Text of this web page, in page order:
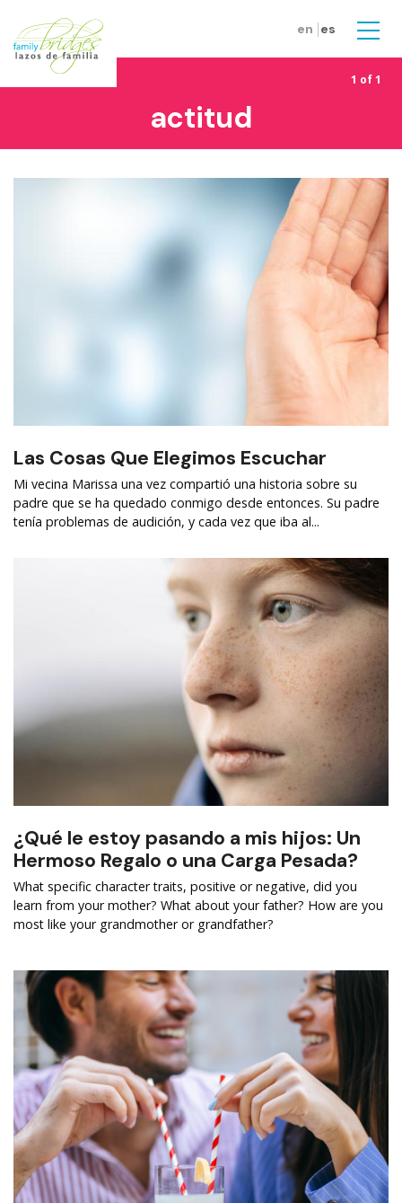
en es
1 of 1
actitud
Las Cosas Que Elegimos Escuchar
Mi vecina Marissa una vez compartió una historia sobre su
padre que se ha quedado conmigo desde entonces. Su padre
tenía problemas de audición, y cada vez que iba al...
¿Qué le estoy pasando a mis hijos: Un
Hermoso Regalo o una Carga Pesada?
What specific character traits, positive or negative, did you
learn from your mother? What about your father? How are you
most like your grandmother or grandfather?